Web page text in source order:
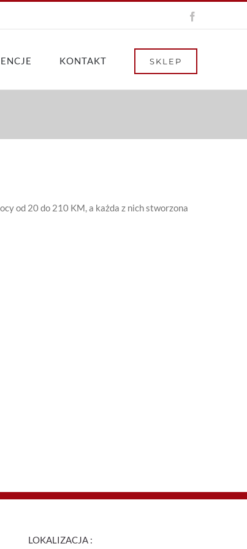
KONTAKT SKLEP
od 20 do 210 KM, a każda z nich stworzona
LOKALIZACJA :